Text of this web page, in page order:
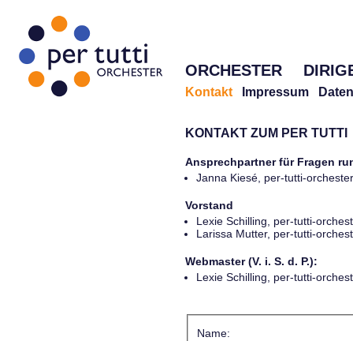
ORCHESTER
Kontakt Impressum
KONTAKT ZUM PER TUTTI
Ansprechpartner für Fragen
Janna Kiesé, per-tutti-
Vorstand
Lexie Schilling, per-tutti-
Larissa Mutter, per-tutti-
Webmaster (V. i. S. d. P.):
Lexie Schilling, per-tutti-
Name: